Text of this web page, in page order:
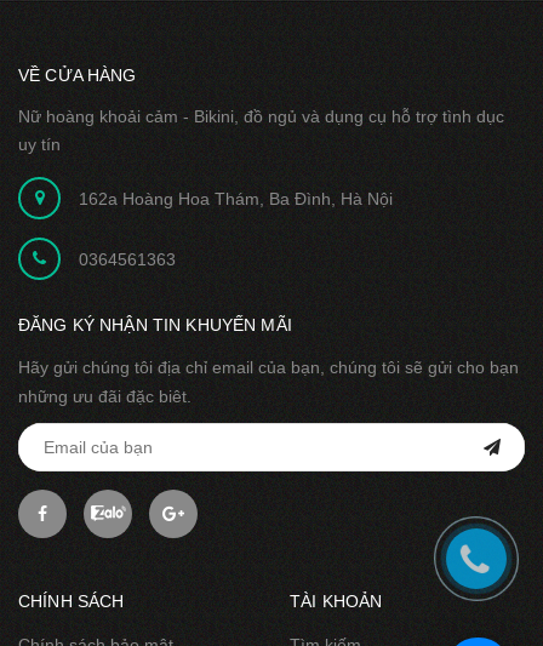
VỀ CỬA HÀNG
Nữ hoàng khoải cảm - Bikini, đồ ngủ và dụng cụ hỗ trợ tình dục
uy tín
162a Hoàng Hoa Thám, Ba Đình, Hà Nội
0364561363
ĐĂNG KÝ NHẬN TIN KHUYẾN MÃI
Hãy gửi chúng tôi địa chỉ email của bạn, chúng tôi sẽ gửi cho bạn
những ưu đãi đặc biêt.
CHÍNH SÁCH TÀI KHOẢN